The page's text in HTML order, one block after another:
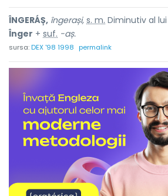
ÎNGERÁȘ, îngerași, s. m. Diminutiv al lui
Înger + suf. -aș.
sursa:DEX '98 1998 permalink